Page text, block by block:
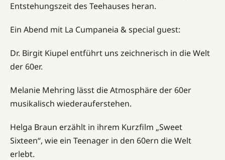
Entstehungszeit des Teehauses heran.
Ein Abend mit La Cumpaneia & special guest:
Dr. Birgit Kiupel entführt uns zeichnerisch in die Welt
der 60er.
Melanie Mehring lässt die Atmosphäre der 60er
musikalisch wiederauferstehen.
Helga Braun erzählt in ihrem Kurzfilm „Sweet
Sixteen“, wie ein Teenager in den 60ern die Welt
erlebt.